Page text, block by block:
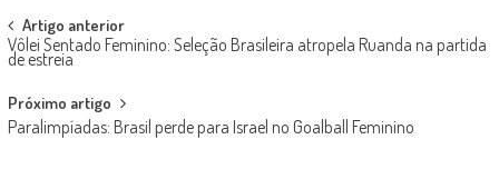
Post
navigation
Artigo anterior
Vôlei Sentado Feminino: Seleção Brasileira atropela Ruanda na partida
de estreia
Próximo artigo
Paralimpíadas: Brasil perde para Israel no Goalball Feminino